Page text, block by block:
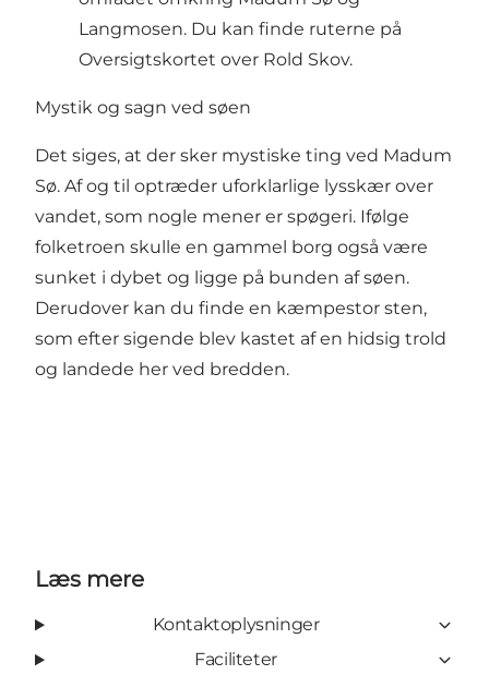
Langmosen. Du kan finde ruterne på
Oversigtskortet over Rold Skov.
Mystik og sagn ved søen
Det siges, at der sker mystiske ting ved Madum
Sø. Af og til optræder uforklarlige lysskær over
vandet, som nogle mener er spøgeri. Ifølge
folketroen skulle en gammel borg også være
sunket i dybet og ligge på bunden af søen.
Derudover kan du finde en kæmpestor sten,
som efter sigende blev kastet af en hidsig trold
og landede her ved bredden.
Læs mere
Kontaktoplysninger
Faciliteter